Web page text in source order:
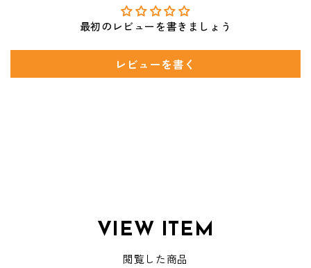
最初のレビューを書きましょう
レビューを書く
VIEW ITEM
閲覧した商品